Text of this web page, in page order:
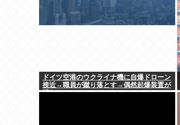
ドイツ空港のウクライナ機に自爆ドローン
接近→職員が蹴り落とす→偶然起爆装置が
壊れセーフ